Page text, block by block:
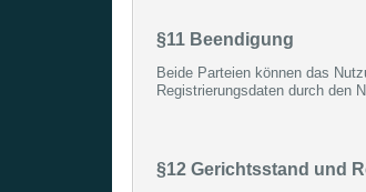
§11 Beendigung
Beide Parteien können das
Registrierungsdaten durch den
§12 Gerichtsstand und